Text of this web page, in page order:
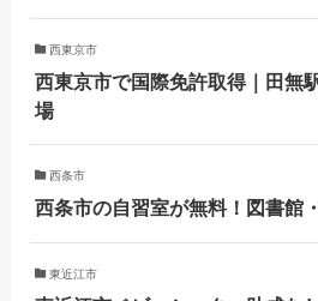
西東京市
西東京市で国際免許取得｜田無
場
西条市
西条市の自習室が無料！図書館
東近江市